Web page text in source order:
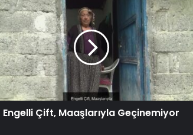
Engelli Çift, Maaşlarıyla Geçinemiyor